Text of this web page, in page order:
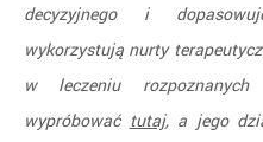
decyzyjnego i
wykorzystują nurty
w leczeniu
wypróbować tutaj, a jego